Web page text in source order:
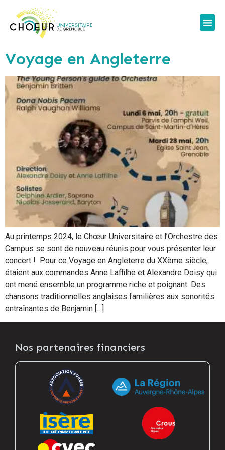
Voyage en Angleterre
Au printemps 2024, le Chœur Universitaire et l’Orchestre des
Campus se sont de nouveau réunis pour vous présenter leur
concert ! Pour ce Voyage en Angleterre du XXème siècle,
étaient aux commandes Anne Laffilhe et Alexandre Doisy qui
ont mené ensemble un programme riche et poignant. Des
chansons traditionnelles anglaises familières aux sonorités
entraînantes de Benjamin […]
Nos partenaires financiers